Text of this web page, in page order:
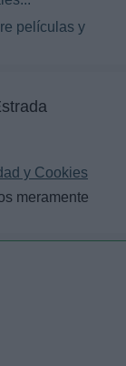
películas y
y Cookies
meramente